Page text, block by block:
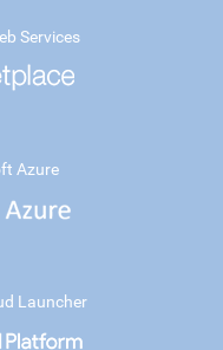
Services
Azure
Launcher